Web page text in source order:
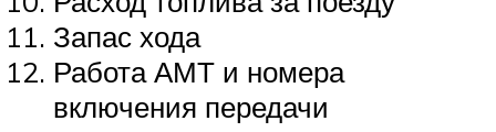
Запас хода
Работа АМТ и номера
включения передачи